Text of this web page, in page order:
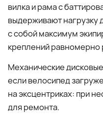
вилка и рама с
выдерживают нагрузку
с собой максимум
креплений равномерно
Механические
если велосипед
на эксцентриках: при
для ремонта.